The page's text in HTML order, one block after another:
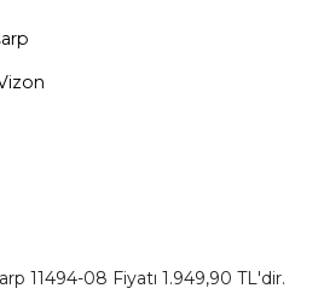
11494-08 Fiyatı 1.949,90 TL'dir.